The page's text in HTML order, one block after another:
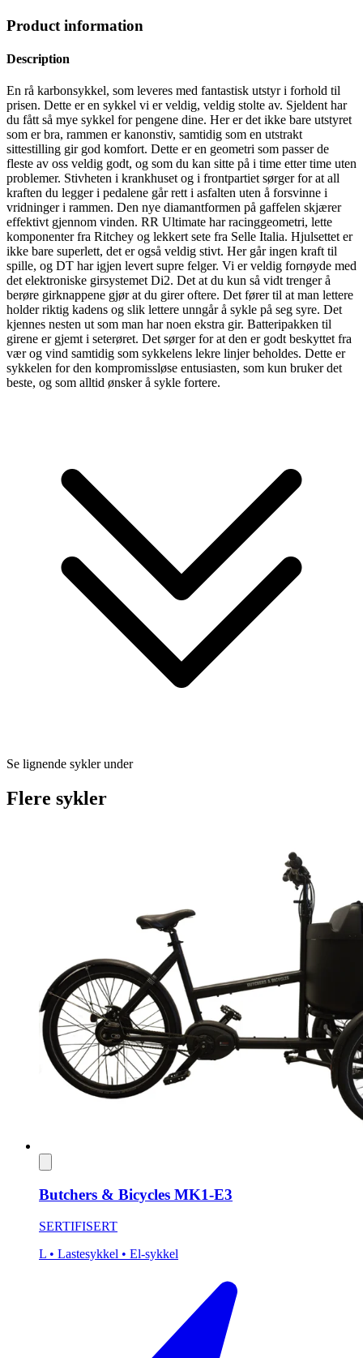
Product information
Description
En rå karbonsykkel, som leveres med fantastisk utstyr i forhold til
prisen. Dette er en sykkel vi er veldig, veldig stolte av. Sjeldent har
du fått så mye sykkel for pengene dine. Her er det ikke bare utstyret
som er bra, rammen er kanonstiv, samtidig som en utstrakt
sittestilling gir god komfort. Dette er en geometri som passer de
fleste av oss veldig godt, og som du kan sitte på i time etter time uten
problemer. Stivheten i krankhuset og i frontpartiet sørger for at all
kraften du legger i pedalene går rett i asfalten uten å forsvinne i
vridninger i rammen. Den nye diamantformen på gaffelen skjærer
effektivt gjennom vinden. RR Ultimate har racinggeometri, lette
komponenter fra Ritchey og lekkert sete fra Selle Italia. Hjulsettet er
ikke bare superlett, det er også veldig stivt. Her går ingen kraft til
spille, og DT har igjen levert supre felger. Vi er veldig fornøyde med
det elektroniske girsystemet Di2. Det at du kun så vidt trenger å
berøre girknappene gjør at du girer oftere. Det fører til at man lettere
holder riktig kadens og slik lettere unngår å sykle på seg syre. Det
kjennes nesten ut som man har noen ekstra gir. Batteripakken til
girene er gjemt i seterøret. Det sørger for at den er godt beskyttet fra
vær og vind samtidig som sykkelens lekre linjer beholdes. Dette er
sykkelen for den kompromissløse entusiasten, som kun bruker det
beste, og som alltid ønsker å sykle fortere.
Se lignende sykler under
Flere sykler
Butchers & Bicycles MK1-E3
SERTIFISERT
L • Lastesykkel • El-sykkel